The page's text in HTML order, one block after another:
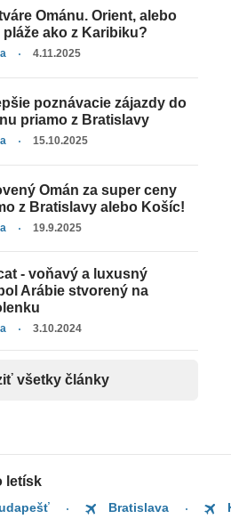
Ománu. Orient, alebo
pláže ako z Karibiku?
4.11.2025
poznávacie zájazdy do
priamo z Bratislavy
15.10.2025
Omán za super ceny
z Bratislavy alebo Košíc!
19.9.2025
- voňavý a luxusný
Arábie stvorený na
3.10.2024
všetky články
letísk
Bratislava